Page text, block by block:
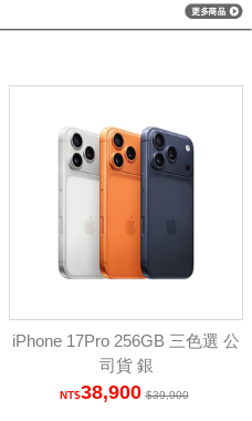
iPhone 17Pro 256GB 三色選 公
司貨 銀
38,900 39,900